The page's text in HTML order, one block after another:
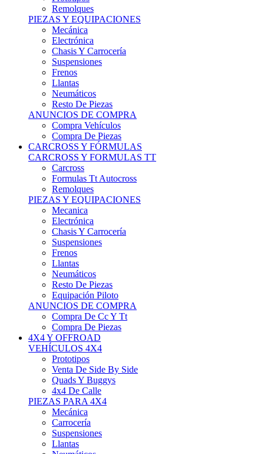
Remolques
PIEZAS Y EQUIPACIONES
Mecánica
Electrónica
Chasis Y Carrocería
Suspensiones
Frenos
Llantas
Neumáticos
Resto De Piezas
ANUNCIOS DE COMPRA
Compra Vehículos
Compra De Piezas
CARCROSS Y FÓRMULAS
CARCROSS Y FORMULAS TT
Carcross
Formulas Tt Autocross
Remolques
PIEZAS Y EQUIPACIONES
Mecanica
Electrónica
Chasis Y Carrocería
Suspensiones
Frenos
Llantas
Neumáticos
Resto De Piezas
Equipación Piloto
ANUNCIOS DE COMPRA
Compra De Cc Y Tt
Compra De Piezas
4X4 Y OFFROAD
VEHÍCULOS 4X4
Prototipos
Venta De Side By Side
Quads Y Buggys
4x4 De Calle
PIEZAS PARA 4X4
Mecánica
Carrocería
Suspensiones
Llantas